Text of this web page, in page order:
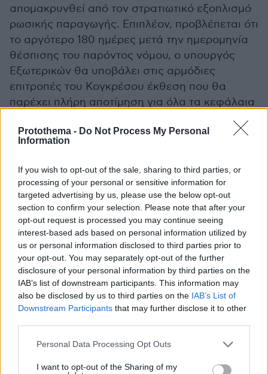
Protothema - Do Not Process My Personal
Information
If you wish to opt-out of the sale, sharing to third parties, or
processing of your personal or sensitive information for
targeted advertising by us, please use the below opt-out
section to confirm your selection. Please note that after your
opt-out request is processed you may continue seeing
interest-based ads based on personal information utilized by
us or personal information disclosed to third parties prior to
your opt-out. You may separately opt-out of the further
disclosure of your personal information by third parties on the
IAB’s list of downstream participants. This information may
also be disclosed by us to third parties on the IAB’s List of
Downstream Participants that may further disclose it to other
Please note that this website/app uses one or more Google
not limited to your visit or usage behaviour. You may click to
Personal Data Processing Opt Outs
I want to opt-out of the Sharing of my
απομακρυνθεί από τον στρατιωτικό εξοπλισμό
ρωσικής παραγωγής. Επιπλέον, προβλέπεται ότι
το αργότερο 180 ημέρες μετά την ημερομηνία
θέσπισης του παρόντος νόμου, ο υπουργός
Εξωτερικών θα υποβάλει στις αρμόδιες
επιτροπές του Κογκρέσου έκθεση που θα
παρέχει πλήρη αποτίμηση για όλα τα κεφάλαια
που διανέμονται στο πλαίσιο του Ευρωπαϊκού
Προγράμματος Κίνητρων
Στη συγκεκριμένη έκθεση θα πρέπει να
συμπεριλαμβάνεται:
-η ταυτοποίηση κάθε χώρας που αποδέχθηκε
τα κεφάλαια.
-η περιγραφή του τρόπου με τον οποίο
χρησιμοποιήθηκαν τα κεφάλαια.
Ρωσική Ομοσπονδία στις χώρες αποδέκτες.